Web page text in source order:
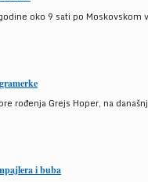
oko 9 sati po
rođenja Grejs Hoper, na
i buba